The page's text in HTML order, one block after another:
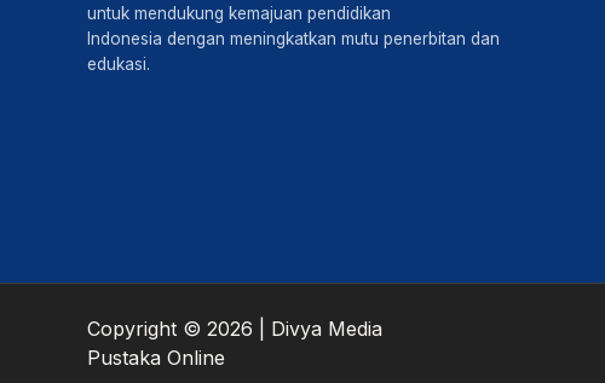
untuk mendukung kemajuan pendidikan
Indonesia dengan meningkatkan mutu penerbitan dan
edukasi.
Copyright © 2026 | Divya Media
Pustaka Online